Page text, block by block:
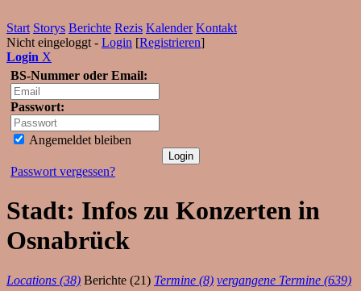
Start Storys Berichte Rezis Kalender Kontakt
Nicht eingeloggt - Login [Registrieren]
Login X
BS-Nummer oder Email:
Passwort:
Angemeldet bleiben
Passwort vergessen?
Stadt: Infos zu Konzerten in
Osnabrück
Locations (38) Berichte (21) Termine (8) vergangene Termine (639)